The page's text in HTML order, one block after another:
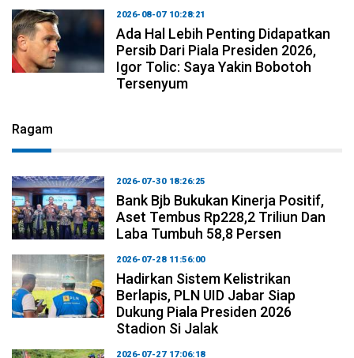
2026-08-07 10:28:21
Ada Hal Lebih Penting Didapatkan
Persib Dari Piala Presiden 2026,
Igor Tolic: Saya Yakin Bobotoh
Tersenyum
Ragam
2026-07-30 18:26:25
Bank Bjb Bukukan Kinerja Positif,
Aset Tembus Rp228,2 Triliun Dan
Laba Tumbuh 58,8 Persen
2026-07-28 11:56:00
Hadirkan Sistem Kelistrikan
Berlapis, PLN UID Jabar Siap
Dukung Piala Presiden 2026
Stadion Si Jalak
2026-07-27 17:06:18